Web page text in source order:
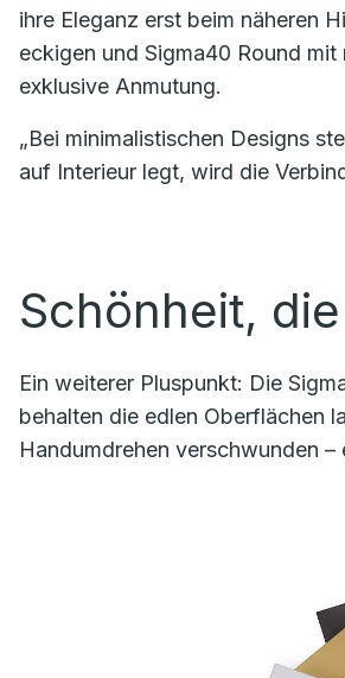
ihre Eleganz erst beim näheren
eckigen und Sigma40 Round
exklusive Anmutung.
„Bei minimalistischen Designs
auf Interieur legt, wird die
Schönheit,
Ein weiterer Pluspunkt: Die
behalten die edlen Oberflächen
Handumdrehen verschwunden